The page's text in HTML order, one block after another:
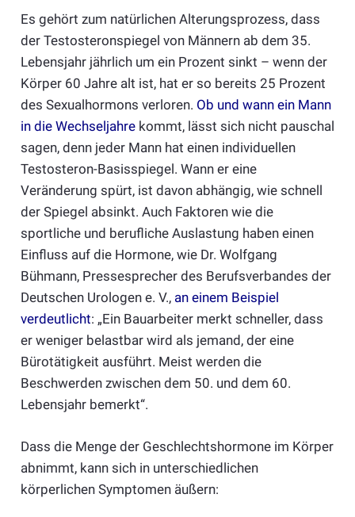
Es gehört zum natürlichen Alterungsprozess, dass
der Testosteronspiegel von Männern ab dem 35.
Lebensjahr jährlich um ein Prozent sinkt – wenn der
Körper 60 Jahre alt ist, hat er so bereits 25 Prozent
des Sexualhormons verloren. Ob und wann ein Mann
in die Wechseljahrekommt, lässt sich nicht pauschal
sagen, denn jeder Mann hat einen individuellen
Testosteron-Basisspiegel. Wann er eine
Veränderung spürt, ist davon abhängig, wie schnell
der Spiegel absinkt. Auch Faktoren wie die
sportliche und berufliche Auslastung haben einen
Einfluss auf die Hormone, wie Dr. Wolfgang
Bühmann, Pressesprecher des Berufsverbandes der
Deutschen Urologen e. V., an einem Beispiel
verdeutlicht: „Ein Bauarbeiter merkt schneller, dass
er weniger belastbar wird als jemand, der eine
Bürotätigkeit ausführt. Meist werden die
Beschwerden zwischen dem 50. und dem 60.
Lebensjahr bemerkt“.
Dass die Menge der Geschlechtshormone im Körper
abnimmt, kann sich in unterschiedlichen
körperlichen Symptomen äußern: